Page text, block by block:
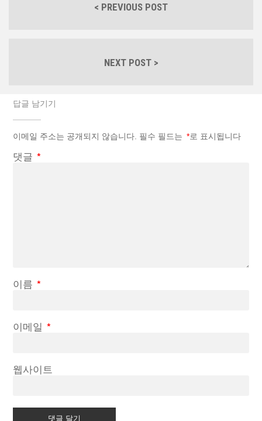
< PREVIOUS POST
NEXT POST >
답글 남기기
이메일 주소는 공개되지 않습니다. 필수 필드는 *로 표시됩니다
댓글 *
이름 *
이메일 *
웹사이트